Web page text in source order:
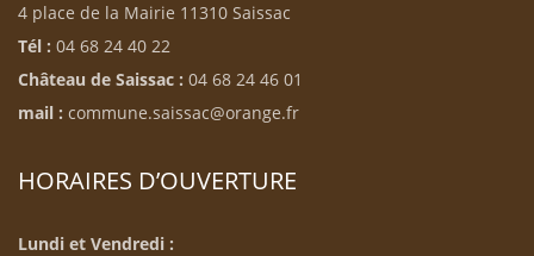
4 place de la Mairie 11310 Saissac
Tél : 04 68 24 40 22
Château de Saissac : 04 68 24 46 01
mail : commune.saissac@orange.fr
HORAIRES D’OUVERTURE
Lundi et Vendredi :